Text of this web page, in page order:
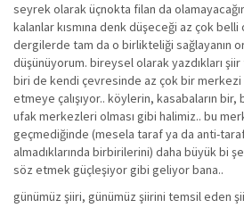
seyrek olarak üçnokta filan da
kalanlar kısmına denk düşeceği az çok
dergilerde tam da o birlikteliği sağlayanın
düşünüyorum. bireysel olarak yazdıkları şiir
biri de kendi çevresinde az çok bir
etmeye çalışıyor.. köylerin, kasabaların
ufak merkezleri olması gibi halimiz.. bu
geçmediğinde (mesela taraf ya da anti-
almadıklarında birbirilerini) daha büyük bi
söz etmek güçleşiyor gibi geliyor bana..
günümüz şiiri, günümüz şiirini temsil eden